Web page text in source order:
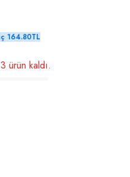
164.80TL
ürün kaldı.